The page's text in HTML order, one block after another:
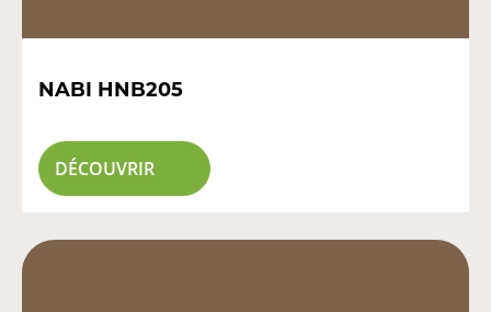
NABI HNB205
DÉCOUVRIR